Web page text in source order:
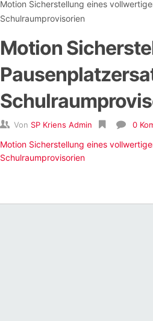
Motion Sicherstellung eines
Schulraumprovisorien
Motion
Von SP Kriens Admin 0
Motion Sicherstellung eines
Schulraumprovisorien